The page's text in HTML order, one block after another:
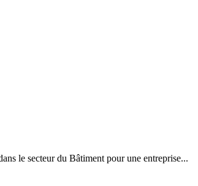
le secteur du Bâtiment pour une entreprise...